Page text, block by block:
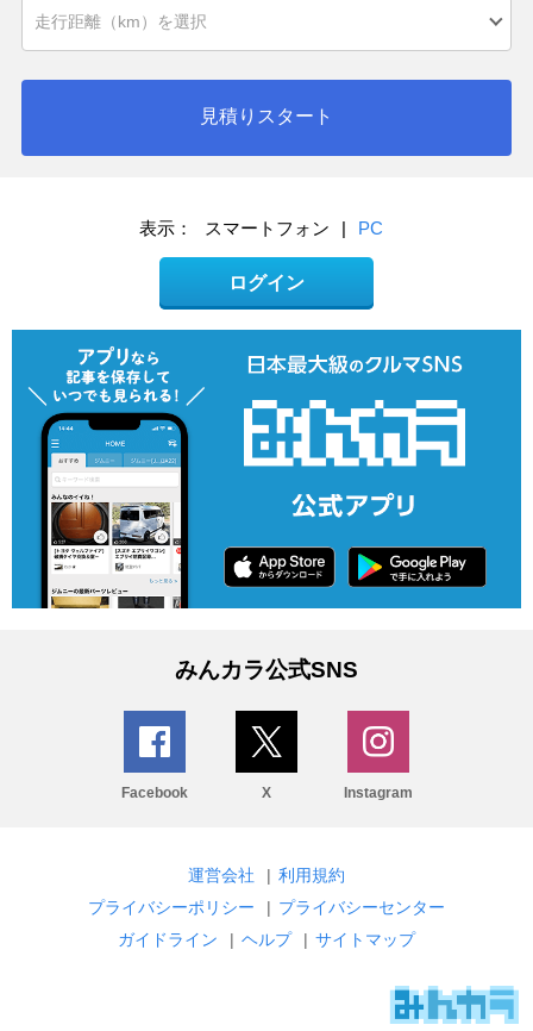
見積りスタート
表示： スマートフォン | PC
ログイン
みんカラ公式SNS
Facebook X Instagram
運営会社 | 利用規約
プライバシーポリシー
| プライバシーセンター
ガイドライン
| ヘルプ | サイトマップ